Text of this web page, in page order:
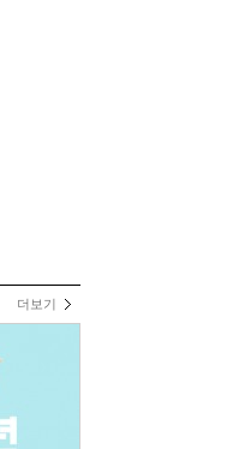
더보기